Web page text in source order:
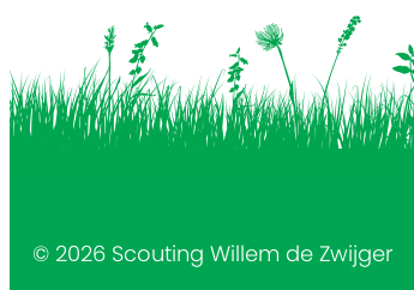
© 2026 Scouting Willem de Zwijger